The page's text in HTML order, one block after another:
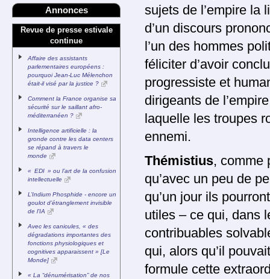
sujets de l’empire la
d’un discours
l’un des hommes
féliciter d’avoir
progressiste et
dirigeants de
laquelle les troupes
ennemi.
Thémistius, comme
qu’avec un peu de
qu’un jour ils
utiles – ce qui, dans
contribuables
qui, alors qu’il
formule cette
Annonces
Revue de presse estivale
continue
Affaire des assistants
parlementaires européens :
pourquoi Jean-Luc Mélenchon
était-il visé par la justice ?
Comment la France organise sa
sécurité sur le saillant afro-
méditerranéen ?
Intelligence artificielle : la
gronde contre les data centers
se répand à travers le
monde
« EDI » ou l’art de la confusion
intellectuelle
L’Indium Phosphide - encore un
goulot d’étranglement invisible
de l’IA
Avec les canicules, « des
dégradations importantes des
fonctions physiologiques et
cognitives apparaissent » [Le
Monde]
« La “dénumérisation” de nos